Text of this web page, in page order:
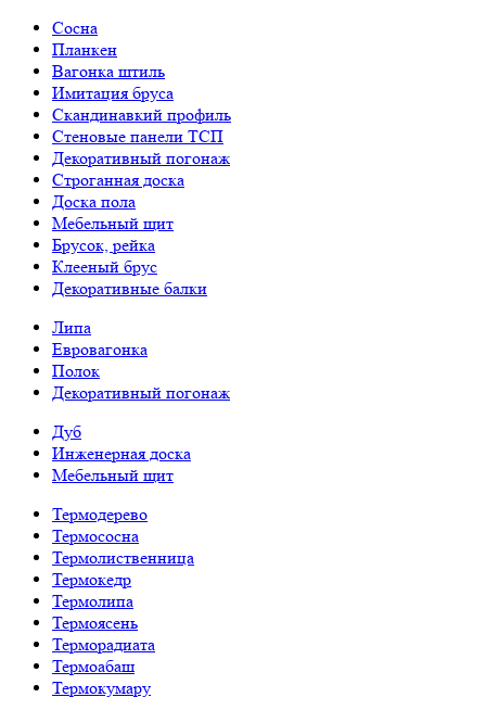
Сосна
Планкен
Вагонка штиль
Имитация бруса
Скандинавкий профиль
Стеновые панели ТСП
Декоративный погонаж
Строганная доска
Доска пола
Мебельный щит
Брусок, рейка
Клееный брус
Декоративные балки
Липа
Евровагонка
Полок
Декоративный погонаж
Дуб
Инженерная доска
Мебельный щит
Термодерево
Термососна
Термолиственница
Термокедр
Термолипа
Термоясень
Терморадиата
Термоабаш
Термокумару